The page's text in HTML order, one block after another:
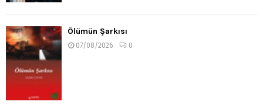
Ölümün Şarkısı
07/08/2026 0